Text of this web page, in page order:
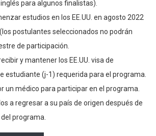
para algunos finalistas).
estudios en los EE.UU. en agosto 2022
postulantes seleccionados no podrán
de participación.
y mantener los EE.UU. visa de
estudiante (j-1) requerida para el programa.
un médico para participar en el programa.
a regresar a su país de origen después de
programa.